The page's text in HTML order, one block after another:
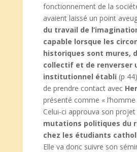
fonctionnement de la
avaient laissé un point
du travail de
capable lorsque les
historiques sont mures,
collectif et de renverser
institutionnel établi (p
de prendre contact avec
présenté comme «
Celui-ci approuva son projet
mutations politiques du
chez les étudiants
Elle va donc suivre son